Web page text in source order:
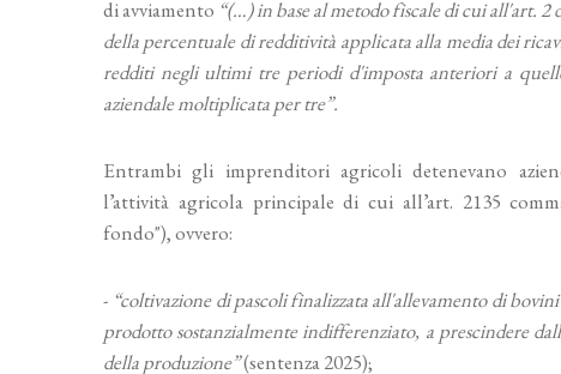
di avviamento “(…) in base al metodo fiscale di cui all'art. 2
della percentuale di redditività applicata alla media dei
redditi negli ultimi tre periodi d'imposta anteriori a
aziendale moltiplicata per tre”.
Entrambi gli imprenditori agricoli detenevano
l’attività agricola principale di cui all’art. 2135
fondo"), ovvero:
- “coltivazione di pascoli finalizzata all'allevamento di
prodotto sostanzialmente indifferenziato, a prescindere
della produzione”(sentenza 2025);